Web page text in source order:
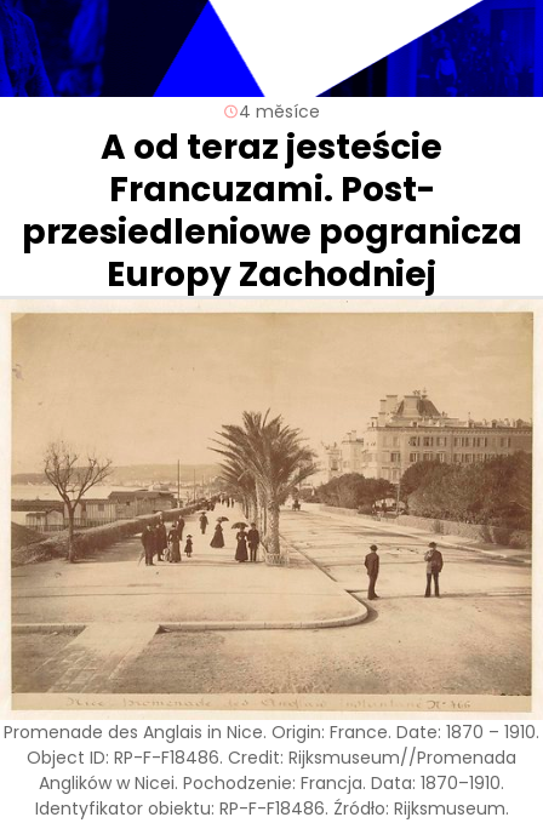
4 měsíce
A od teraz jesteście
Francuzami. Post-
przesiedleniowe pogranicza
Europy Zachodniej
Promenade des Anglais in Nice. Origin: France. Date: 1870 – 1910.
Object ID: RP-F-F18486. Credit: Rijksmuseum//Promenada
Anglików w Nicei. Pochodzenie: Francja. Data: 1870–1910.
Identyfikator obiektu: RP-F-F18486. Źródło: Rijksmuseum.